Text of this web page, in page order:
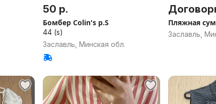
50 р.
Бомбер Colin's p.S
44 (s)
Заславль, Минская обл.
Пляжная
Заславль,